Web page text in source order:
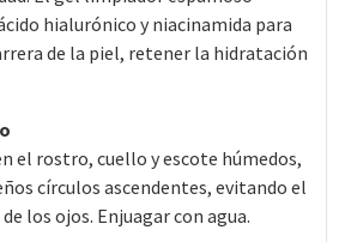
hialurónico y niacinamida para
de la piel, retener la hidratación
el rostro, cuello y escote húmedos,
círculos ascendentes, evitando el
los ojos. Enjuagar con agua.